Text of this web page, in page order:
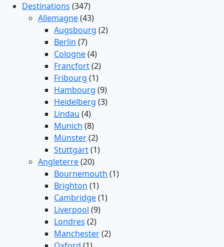
Destinations (347)
Allemagne(43)
Augsbourg (2)
Berlin (7)
Cologne(4)
Francfort(2)
Fribourg (1)
Hambourg (9)
Heidelberg (3)
Lindau (4)
Munich (8)
Münster(2)
Stuttgart(1)
Angleterre(20)
Bournemouth (1)
Brighton (1)
Cambridge(1)
Liverpool (9)
Londres (2)
Manchester(2)